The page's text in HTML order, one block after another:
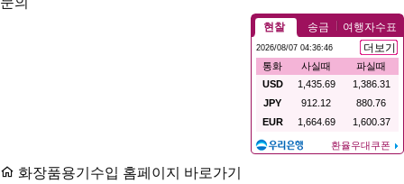
화장품용기수입 홈페이지 바로가기